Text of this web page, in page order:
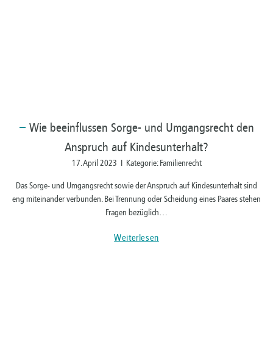
Wiebeeinflussen Sorge- und Umgangsrecht den
Anspruch auf Kindesunterhalt?
17. April 2023 I Kategorie: Familienrecht
Das Sorge- und Umgangsrecht sowie der Anspruch auf Kindesunterhalt sind
eng miteinander verbunden. Bei Trennung oder Scheidung eines Paares stehen
Fragen bezüglich…
Weiterlesen